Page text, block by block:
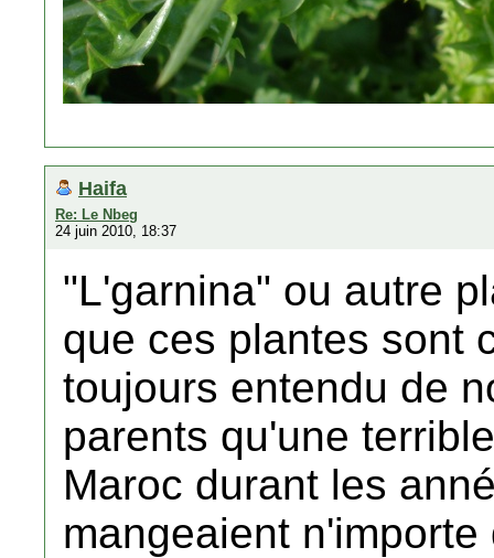
Haifa
Re: Le Nbeg
24 juin 2010, 18:37
"L'garnina" ou autre
que ces plantes sont
toujours entendu de
parents qu'une
Maroc durant les
mangeaient n'importe